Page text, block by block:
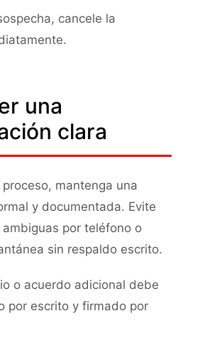
cancele la
una
clara
mantenga una
y documentada. Evite
por teléfono o
sin respaldo escrito.
o acuerdo adicional debe
por escrito y firmado por